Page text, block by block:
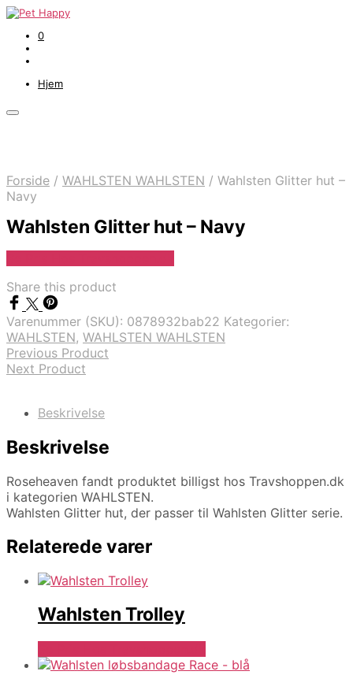
0
Hjem
Forside / WAHLSTEN WAHLSTEN / Wahlsten Glitter hut –
Navy
Wahlsten Glitter hut – Navy
Share this product
Varenummer (SKU): 0878932bab22 Kategorier:
WAHLSTEN, WAHLSTEN WAHLSTEN
Previous Product
Next Product
Beskrivelse
Beskrivelse
Roseheaven fandt produktet billigst hos Travshoppen.dk
i kategorien WAHLSTEN.
Wahlsten Glitter hut, der passer til Wahlsten Glitter serie.
Relaterede varer
Wahlsten Trolley